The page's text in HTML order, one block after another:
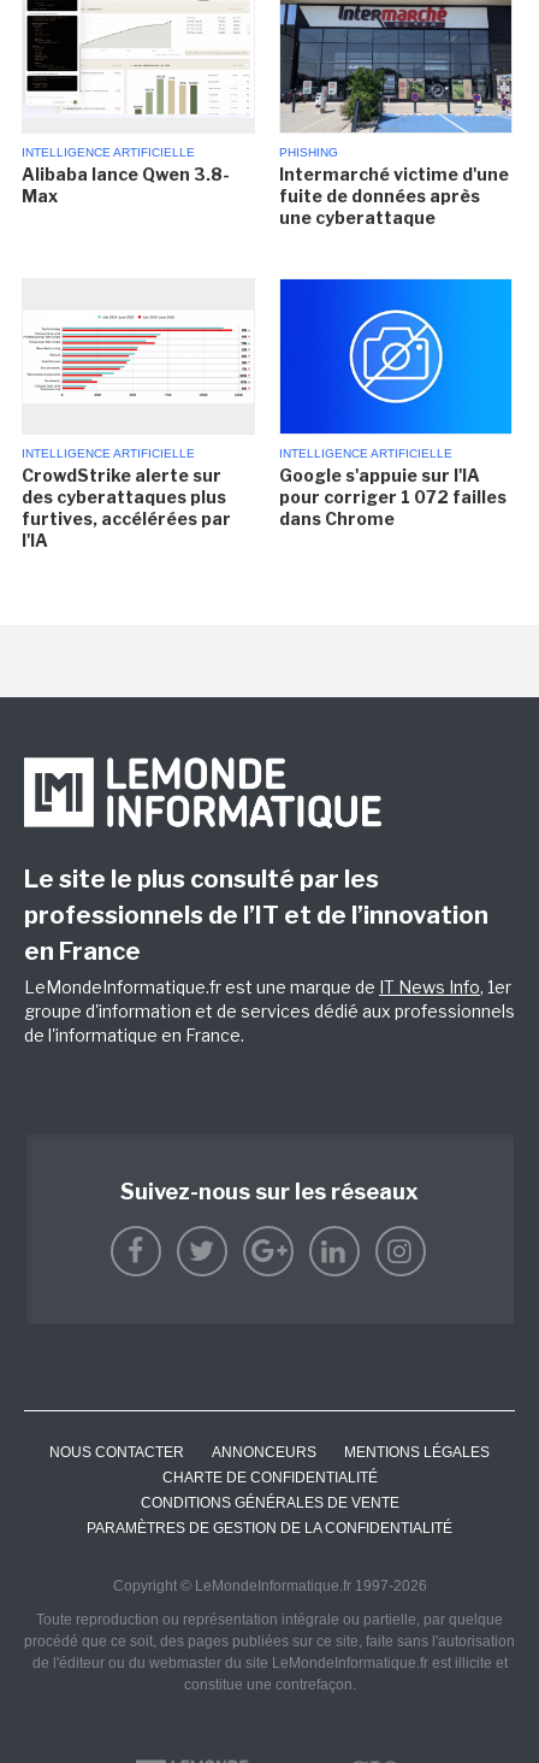
INTELLIGENCE ARTIFICIELLE
Alibaba lance Qwen 3.8-
Max
PHISHING
Intermarché victime d'une
fuite de données après
une cyberattaque
INTELLIGENCE ARTIFICIELLE
CrowdStrike alerte sur
des cyberattaques plus
furtives, accélérées par
l'IA
INTELLIGENCE ARTIFICIELLE
Google s'appuie sur l'IA
pour corriger 1 072 failles
dans Chrome
Le site le plus consulté par les
professionnels de l’IT et de l’innovation
en France
LeMondeInformatique.fr est une marque de IT News Info, 1er
groupe d'information et de services dédié aux professionnels
de l'informatique en France.
Suivez-nous sur les réseaux
NOUS CONTACTER ANNONCEURS
MENTIONS LÉGALES
CHARTE DE CONFIDENTIALITÉ
CONDITIONS GÉNÉRALES DE VENTE
PARAMÈTRES DE GESTION DE LA CONFIDENTIALITÉ
Copyright © LeMondeInformatique.fr 1997-2026
Toute reproduction ou représentation intégrale ou partielle, par quelque
procédé que ce soit, des pages publiées sur ce site, faite sans l'autorisation
de l'éditeur ou du webmaster du site LeMondeInformatique.fr est illicite et
constitue une contrefaçon.